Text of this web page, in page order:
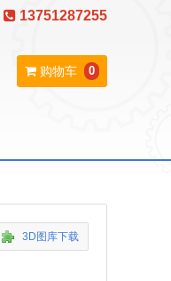
13751287255
购物车 0
3D图库下载